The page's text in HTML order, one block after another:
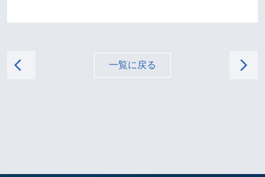
arrow_back_ios 一覧に戻る arrow_forward_ios